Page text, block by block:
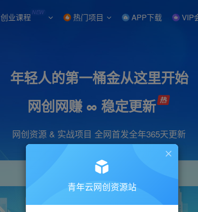
创业课程 NEW 热门项目 APP下载 VIP
年轻人的第一桶金从这里开始
网创网赚 ∞ 稳定更新
网创资源 & 实战项目 全网首发全年365天更新
项目 引流 抖音 短视频 剪辑 会员
青年云网创资源站